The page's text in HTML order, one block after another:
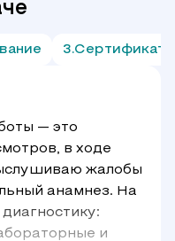
— это
в ходе
жалобы
анамнез. На
и